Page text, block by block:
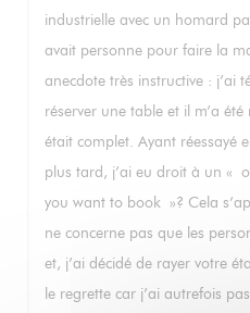
industrielle avec un homard
avait personne pour faire la
anecdote très instructive : j’ai
réserver une table et il m’a
était complet. Ayant réessayé
plus tard, j’ai eu droit à un «
you want to book »? Cela
ne concerne pas que les
et, j’ai décidé de rayer votre
le regrette car j’ai autrefois